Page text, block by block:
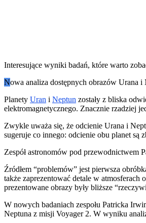
Interesujące wyniki badań, które warto
Nowa analiza dostępnych obrazów Urana i
Planety Uran i Neptun zostały z bliska
elektromagnetycznego. Znacznie rzadziej
Zwykle uważa się, że odcienie Urana i
sugeruje co innego: odcienie obu planet są
Zespół astronomów pod przewodnictwem
Źródłem “problemów” jest pierwsza
także zaprezentować detale w
prezentowane obrazy były bliższe
W nowych badaniach zespołu Patricka
Neptuna z misji Voyager 2. W wyniku